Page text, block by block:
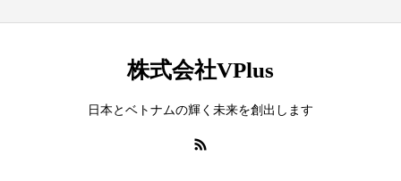
株式会社VPlus
日本とベトナムの輝く未来を創出します